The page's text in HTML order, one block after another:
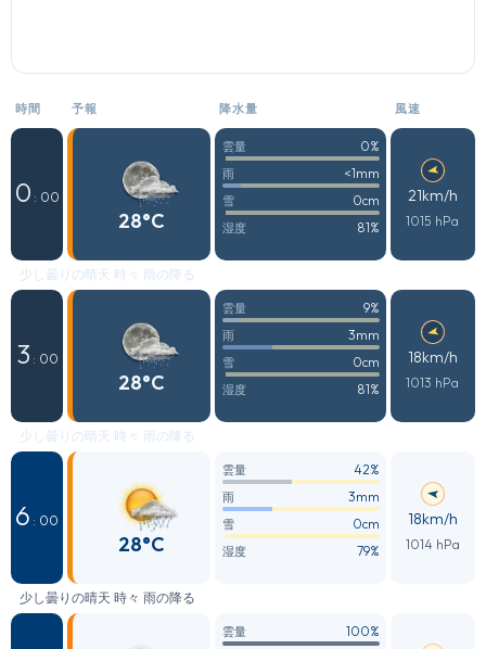
時間 予報 降水量 風速
0 : 00
28°C
雲量 0%
雨 <1mm
雪 0cm
湿度 81%
21km/h
1015 hPa
少し曇りの晴天 時々 雨の降る
3 : 00
28°C
雲量 9%
雨 3mm
雪 0cm
湿度 81%
18km/h
1013 hPa
少し曇りの晴天 時々 雨の降る
6 : 00
28°C
雲量 42%
雨 3mm
雪 0cm
湿度 79%
18km/h
1014 hPa
少し曇りの晴天 時々 雨の降る
雲量 100%